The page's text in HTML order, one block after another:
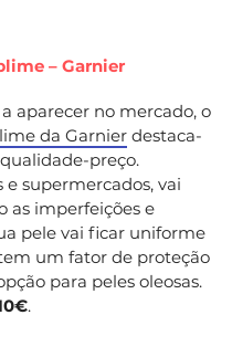
– Garnier
aparecer no mercado, o
da Garnier destaca-
preço.
supermercados, vai
as imperfeições e
pele vai ficar uniforme
um fator de proteção
para peles oleosas.
.